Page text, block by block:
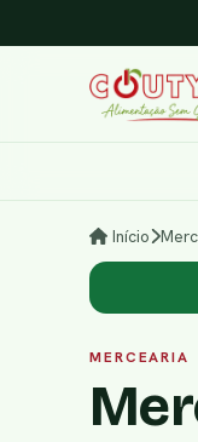
Início
MERCEARIA